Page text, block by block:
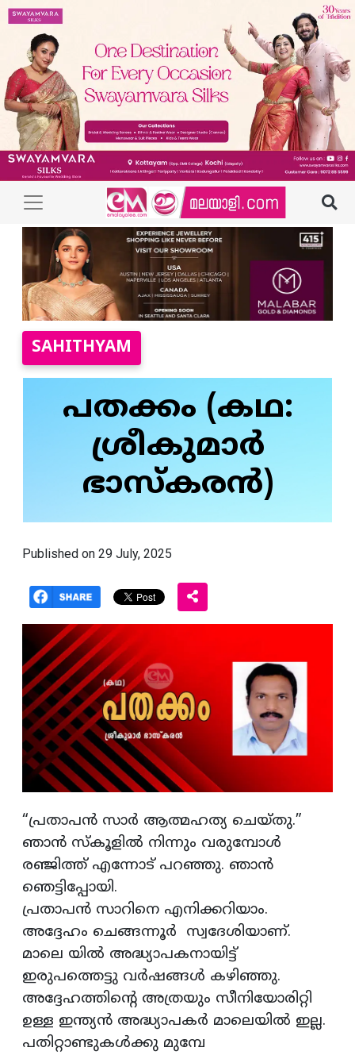
SAHITHYAM
പതക്കം (കഥ:
ശ്രീകുമാർ
ഭാസ്കരൻ)
Published on 29 July, 2025
“പ്രതാപൻ സാർ ആത്മഹത്യ ചെയ്തു.”
ഞാൻ സ്കൂളില്‍ നിന്നും വരുമ്പോൾ
രഞ്ജിത്ത് എന്നോട് പറഞ്ഞു. ഞാൻ
ഞെട്ടിപ്പോയി.
പ്രതാപൻ സാറിനെ എനിക്കറിയാം.
അദ്ദേഹം ചെങ്ങന്നൂര്‍ സ്വദേശിയാണ്.
മാലെ യില്‍ അദ്ധ്യാപകനായിട്ട്
ഇരുപത്തെട്ടു വര്‍ഷങ്ങള്‍ കഴിഞ്ഞു.
അദ്ദേഹത്തിന്റെ അത്രയും സീനിയോരിറ്റി
ഉള്ള ഇന്ത്യന്‍ അദ്ധ്യാപകര്‍ മാലെയില്‍ ഇല്ല.
പതിറ്റാണ്ടുകൾക്കു മുമ്പേ